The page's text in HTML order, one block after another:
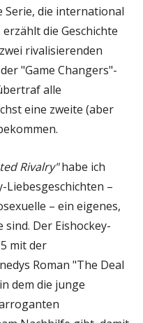
Serie, die international
die Geschichte
rivalisierenden
"Game Changers"-
alle
eine zweite (aber
Rivalry"habe ich
Liebesgeschichten –
– ein eigenes,
Der Eishockey-
mit der
Roman "The Deal
dem die junge